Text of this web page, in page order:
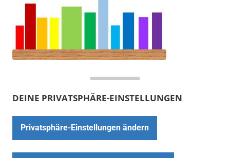
DEINE PRIVATSPHÄRE-EINSTELLUNGEN
Privatsphäre-Einstellungen ändern